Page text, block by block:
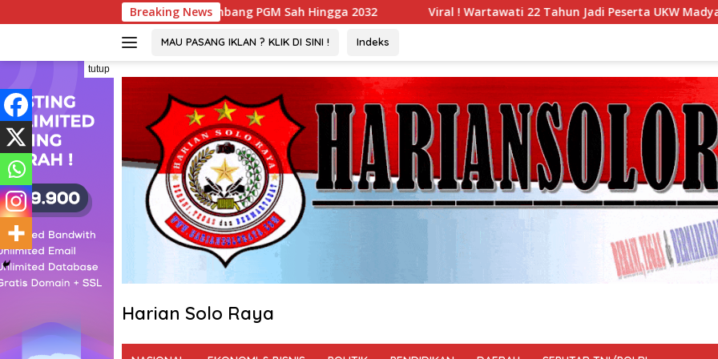
ke
Breaking News
: Izin Tambang PGM Sah Hingga 2032 Viral ! Wartawati 22 Tahun Jadi Peserta UKW Madya Termuda dan Lolos
MAU PASANG IKLAN ? KLIK DI SINI ! Indeks
tutup
Harian Solo Raya
Tegas